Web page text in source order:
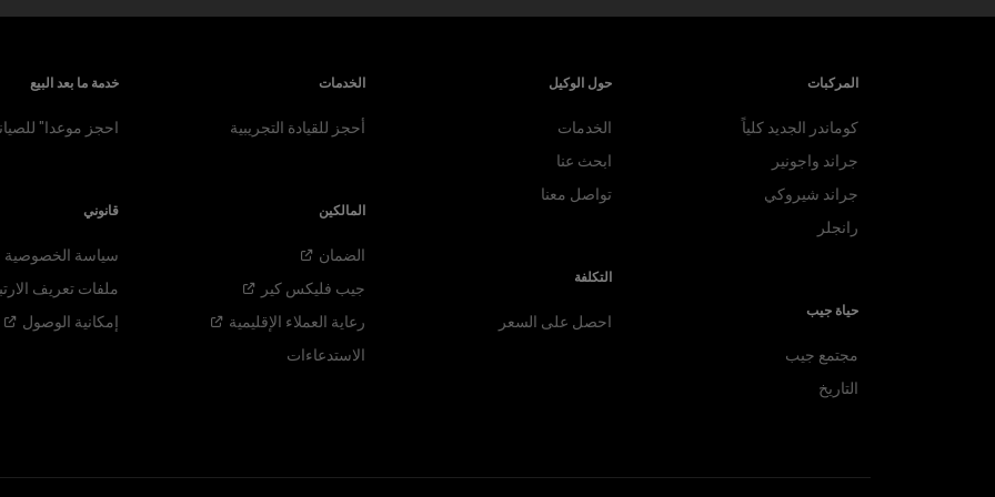
المركبات
كوماندر الجديد كلياً
جراند واجونير
جراند شيروكي
رانجلر
حياة جيب
مجتمع جيب
التاريخ
حول الوكيل
الخدمات
ابحث عنا
تواصل معنا
التكلفة
احصل على السعر
الخدمات
أحجز للقيادة التجريبية
المالكين
الضمان
جيب فليكس كير
رعاية العملاء الإقليمية
الاستدعاءات
خدمة ما بعد البيع
احجز موعدا"
قانوني
سياسة الخصوصية
ملفات تعريف
إمكانية الوصول